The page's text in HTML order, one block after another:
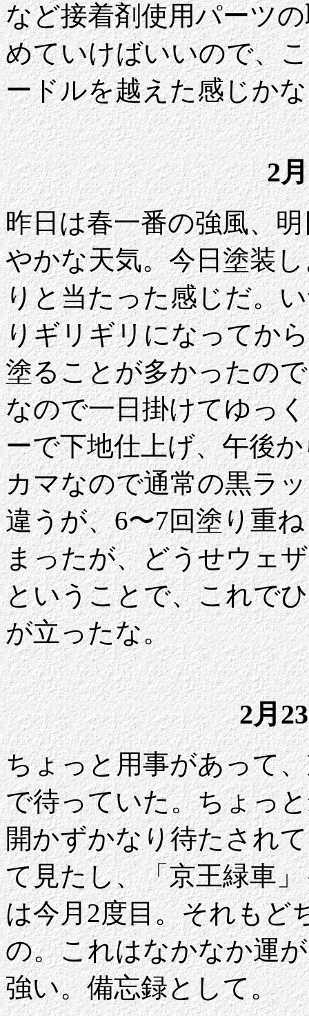
など接着剤使用パーツ
めていけばいいので、
ードルを越えた感じか
2
昨日は春一番の強風、
やかな天気。今日塗装
りと当たった感じだ。
りギリギリになってか
塗ることが多かったの
なので一日掛けてゆっ
ーで下地仕上げ、午後
カマなので通常の黒ラ
違うが、6〜7回塗り重
まったが、どうせウェ
ということで、これで
が立ったな。
2月
ちょっと用事があって
で待っていた。ちょっ
開かずかなり待たされ
て見たし、「京王緑車
は今月2度目。それもど
の。これはなかなか運
強い。備忘録として。